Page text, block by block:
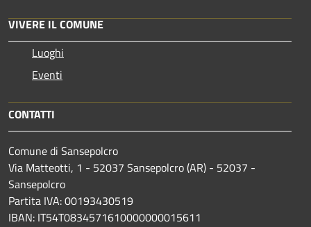
VIVERE IL COMUNE
Luoghi
Eventi
CONTATTI
Comune di Sansepolcro
Via Matteotti, 1 - 52037 Sansepolcro (AR) - 52037 -
Sansepolcro
Partita IVA: 00193430519
IBAN: IT54T0834571610000000015611